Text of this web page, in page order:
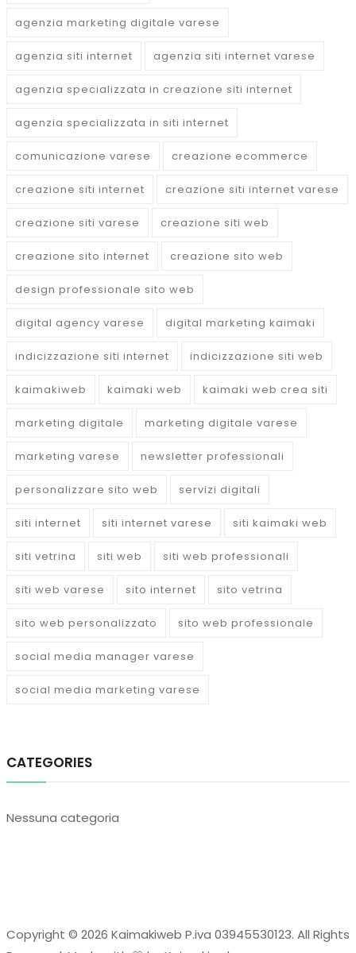
agenzia marketing digitale varese
agenzia siti internet agenzia siti internet varese
agenzia specializzata in creazione siti internet
agenzia specializzata in siti internet
comunicazione varese creazione ecommerce
creazione siti internet creazione siti internet varese
creazione siti varese creazione siti web
creazione sito internet creazione sito web
design professionale sito web
digital agency varese digital marketing kaimaki
indicizzazione siti internet indicizzazione siti web
kaimakiweb kaimaki web kaimaki web crea siti
marketing digitale marketing digitale varese
marketing varese newsletter professionali
personalizzare sito web servizi digitali
siti internet siti internet varese siti kaimaki web
siti vetrina siti web siti web professionali
siti web varese sito internet sito vetrina
sito web personalizzato sito web professionale
social media manager varese
social media marketing varese
CATEGORIES
Nessuna categoria
Copyright © 2026 Kaimakiweb P.iva 03945530123. All Rights